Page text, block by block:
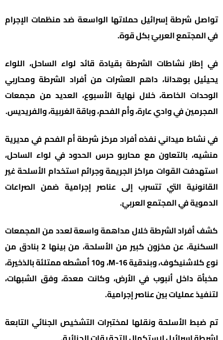
تواصل شرطة إسرائيل حملاتها الواسعة ضد منظمات الإجرام
في المجتمع العربيّ بكل قوة.
في إطار نشاطات الشرطة بقيادة قائد لواء الساحل، اللواء
يحيئيل بوهدانا، داهم العشرات من أفراد الشرطة ومحاربي
الوحدات الخاصة، خلال نهاية الأسبوع، العديد من مجمعات
المجرمين في وادي عارة، وأم الفحم، وباقة الغربية، والفريديس.
في نشاط ميداني نفذه أفراد مركز شرطة أم الفحم في مديرية
منشيه، بالتعاون مع محاربو حرس الحدود في لواء الساحل،
استهدفت القوات مراكز الجريمة وجرائم استخدام الأسلحة غير
القانونية التي تتسرب إلى عناصر إجرامية ضمن الصراعات
الدموية في المجتمع العربيّ.
كشف أفراد الشرطة خلال مداهمة واسعة لعدد من المجمعات
السكنية، عن مخزون كبير من الأسلحة، من بينها 2 بنادق من
نوع كلاشنيكوف، وبندقية M-16، و10 أمشطه ممتلئة بالذخيرة،
مخبأة داخل أنبوب في الأرض، وكانت معدة، وفق الشبهات،
لتنفيذ عمليات بين عناصر إجرامية.
تم ضبط الأسلحة ونقلها لمختبرات التشخيص الجنائي التابعة